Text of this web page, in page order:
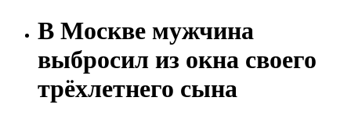
В Москве мужчина
выбросил из окна своего
трёхлетнего сына